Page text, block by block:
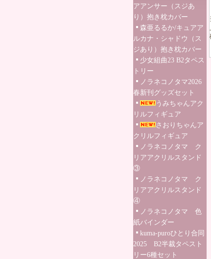
アアンサー（スジあ
り）抱き枕カバー
森亜るるか/キュアア
ルカナ・シャドウ（ス
ジあり）抱き枕カバー
少女組曲23 B2タペス
トリー
ノラネコノタマ2026
春新刊グッズセット
うみちゃんアク
リルフィギュア
さおりちゃんア
クリルフィギュア
ノラネコノタマ ク
リアアクリルスタンド
③
ノラネコノタマ ク
リアアクリルスタンド
④
ノラネコノタマ 色
紙バインダー
kuma-puroひとり合同
2025 B2半裁タペスト
リー6種セット